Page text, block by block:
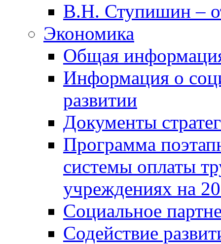
В.Н. Ступишин –
Экономика
Общая
Информация о
развитии
Документы
Программа
системы оплаты
учреждениях на
Социальное
Содействие